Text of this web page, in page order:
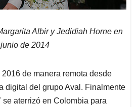
Albir y Jedidiah Horne en
junio de 2014
de manera remota desde
digital del grupo Aval. Finalmente
aterrizó en Colombia para